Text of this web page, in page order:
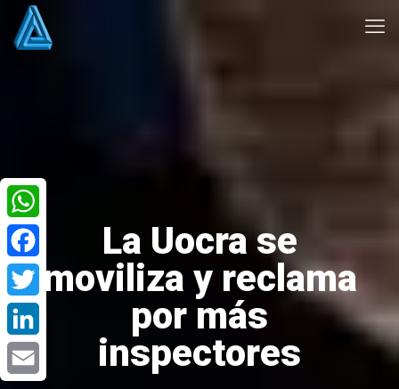
La Uocra se
moviliza y reclama
por más
inspectores
WhatsApp
Facebook
Twitter
LinkedIn